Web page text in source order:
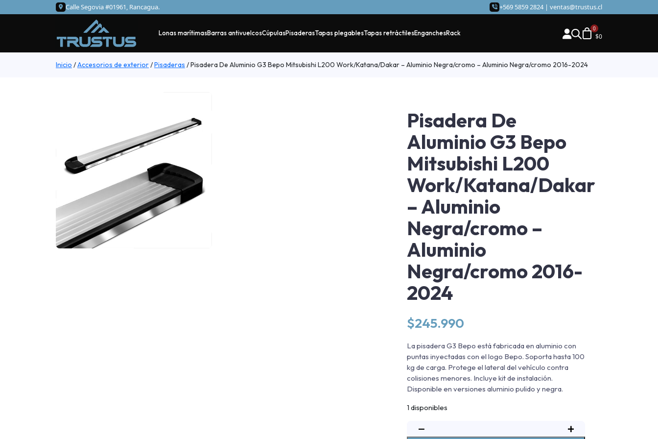
Calle Segovia #01961, Rancagua. +569 5859 2824 | ventas@trustus.cl
Lonas marítimasBarras antivuelcosCúpulasPisaderasTapas plegablesTapas retráctilesEnganchesRack $0
Inicio /Accesorios de exterior/Pisaderas /Pisadera De Aluminio G3 Bepo Mitsubishi L200 Work/Katana/Dakar – Aluminio Negra/cromo – Aluminio Negra/cromo 2016-2024
Pisadera De
Aluminio G3 Bepo
Mitsubishi L200
Work/Katana/Dakar
– Aluminio
Negra/cromo –
Aluminio
Negra/cromo 2016-
2024
$245.990
La pisadera G3 Bepo está fabricada en aluminio con
puntas inyectadas con el logo Bepo. Soporta hasta 100
kg de carga. Protege el lateral del vehículo contra
colisiones menores. Incluye kit de instalación.
Disponible en versiones aluminio pulido y negra.
1 disponibles
− +